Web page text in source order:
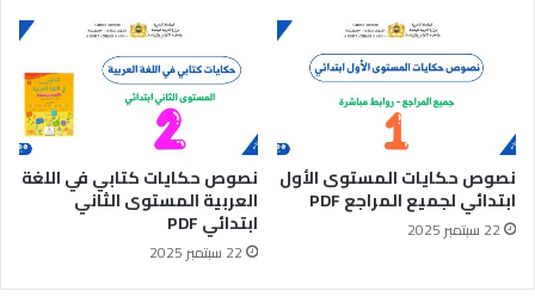
نصوص حكايات المستوى الأول
ابتدائي لجميع المراجع PDF
22 سبتمبر 2025
نصوص حكايات كتابي في اللغة
العربية المستوى الثاني
ابتدائي PDF
22 سبتمبر 2025